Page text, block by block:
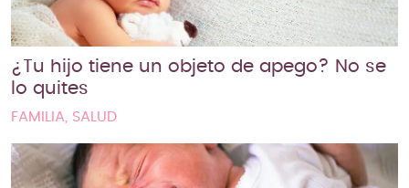
¿Tu hijo tiene un objeto de apego? No se
lo quites
FAMILIA, SALUD